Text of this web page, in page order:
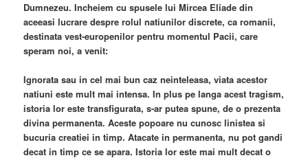
Dumnezeu. Incheiem cu spusele lui Mircea Eliade din
aceeasi lucrare despre rolul natiunilor discrete, ca romanii,
destinata vest-europenilor pentru momentul Pacii, care
speram noi, a venit:
Ignorata sau in cel mai bun caz neinteleasa, viata acestor
natiuni este mult mai intensa. In plus pe langa acest tragism,
istoria lor este transfigurata, s-ar putea spune, de o prezenta
divina permanenta. Aceste popoare nu cunosc linistea si
bucuria creatiei in timp. Atacate in permanenta, nu pot gandi
decat in timp ce se apara. Istoria lor este mai mult decat o